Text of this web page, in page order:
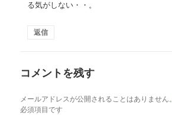
る気がしない・・。
返信
コメントを残す
メールアドレスが公開されることはありません。
必須項目です